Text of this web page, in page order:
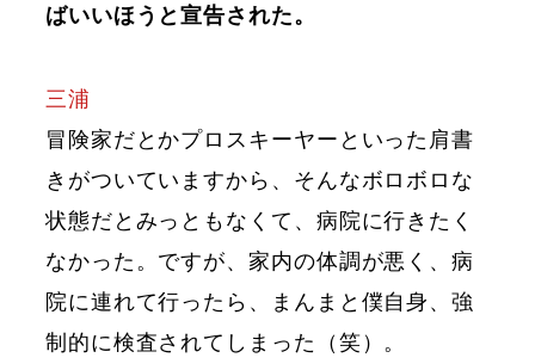
ばいいほうと宣告された。
三浦
冒険家だとかプロスキーヤーといった肩書
きがついていますから、そんなボロボロな
状態だとみっともなくて、病院に行きたく
なかった。ですが、家内の体調が悪く、病
院に連れて行ったら、まんまと僕自身、強
制的に検査されてしまった（笑）。